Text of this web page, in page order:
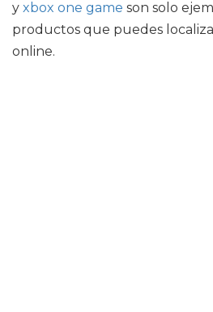
y xbox one game son solo
productos que puedes
online.